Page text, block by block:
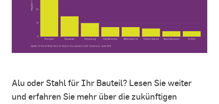
Alu oder Stahl für Ihr Bauteil? Lesen Sie weiter
und erfahren Sie mehr über die zukünftigen